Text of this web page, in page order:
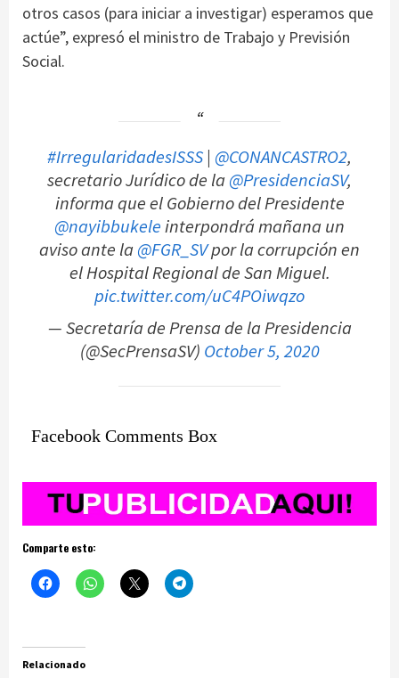
otros casos (para iniciar a investigar) esperamos que
actúe”, expresó el ministro de Trabajo y Previsión
Social.
#IrregularidadesISSS | @CONANCASTRO2,
secretario Jurídico de la @PresidenciaSV,
informa que el Gobierno del Presidente
@nayibbukeleinterpondrá mañana un
aviso ante la @FGR_SVpor la corrupción en
el Hospital Regional de San Miguel.
pic.twitter.com/uC4POiwqzo
— Secretaría de Prensa de la Presidencia
(@SecPrensaSV) October 5, 2020
Facebook Comments Box
Comparte esto:
Relacionado